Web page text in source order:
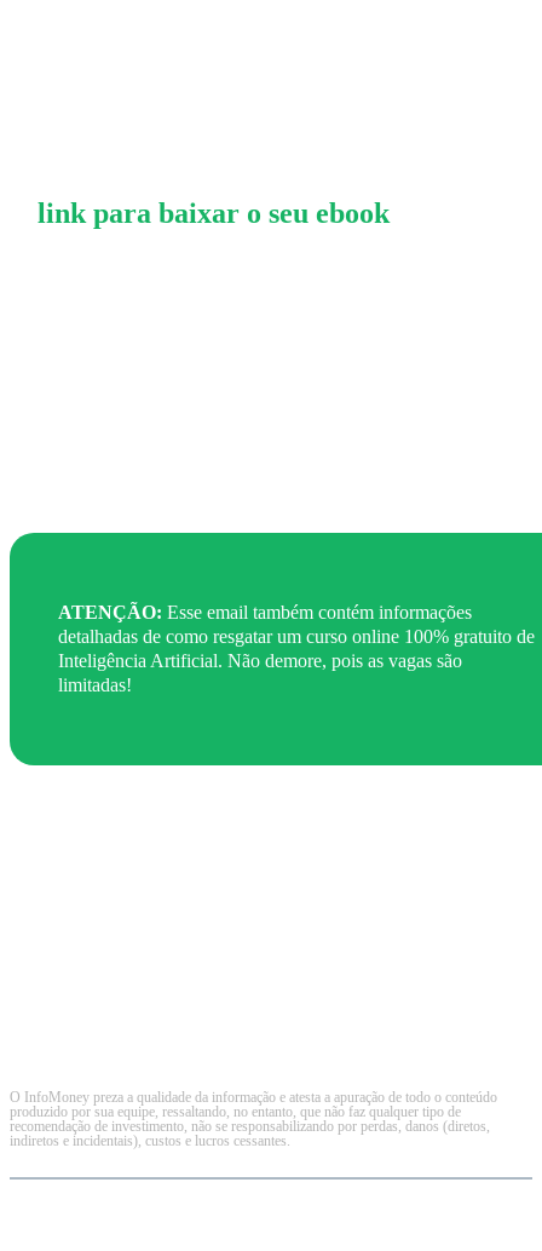
link para baixar o seu ebook
ATENÇÃO: Esse email também contém informações
detalhadas de como resgatar um curso online 100% gratuito de
Inteligência Artificial. Não demore, pois as vagas são
limitadas!
O InfoMoney preza a qualidade da informação e atesta a apuração de todo o conteúdo
produzido por sua equipe, ressaltando, no entanto, que não faz qualquer tipo de
recomendação de investimento, não se responsabilizando por perdas, danos (diretos,
indiretos e incidentais), custos e lucros cessantes.